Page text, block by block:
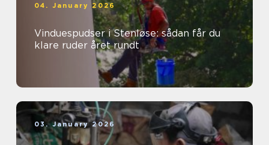
04. January 2026
Vinduespudser i Stenløse: sådan får du
klare ruder året rundt
03. January 2026